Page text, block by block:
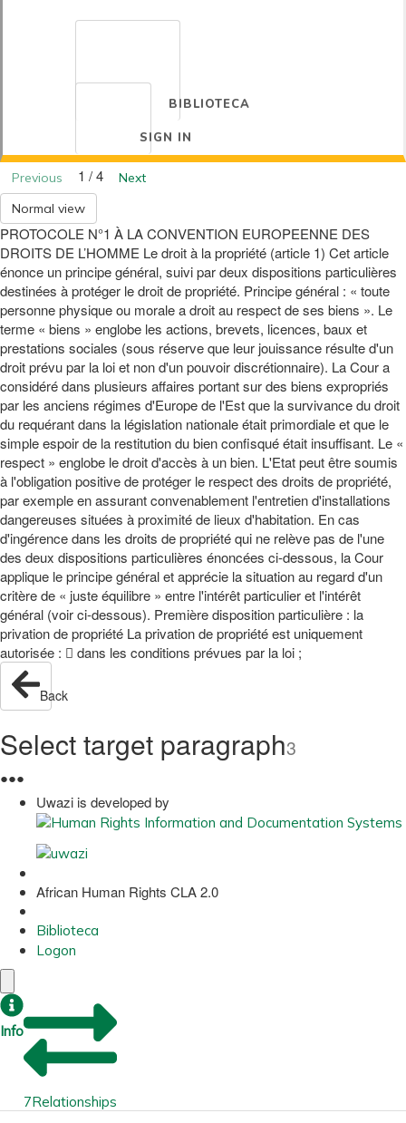
BIBLIOTECA
SIGN IN
Previous 1 / 4
Next
Normal view
PROTOCOLE N°1 À LA CONVENTION EUROPEENNE DES
DROITS DE L’HOMME Le droit à la propriété (article 1) Cet article
énonce un principe général, suivi par deux dispositions particulières
destinées à protéger le droit de propriété. Principe général : « toute
personne physique ou morale a droit au respect de ses biens ». Le
terme « biens » englobe les actions, brevets, licences, baux et
prestations sociales (sous réserve que leur jouissance résulte d'un
droit prévu par la loi et non d'un pouvoir discrétionnaire). La Cour a
considéré dans plusieurs affaires portant sur des biens expropriés
par les anciens régimes d'Europe de l'Est que la survivance du droit
du requérant dans la législation nationale était primordiale et que le
simple espoir de la restitution du bien confisqué était insuffisant. Le «
respect » englobe le droit d'accès à un bien. L'Etat peut être soumis
à l'obligation positive de protéger le respect des droits de propriété,
par exemple en assurant convenablement l'entretien d'installations
dangereuses situées à proximité de lieux d'habitation. En cas
d'ingérence dans les droits de propriété qui ne relève pas de l'une
des deux dispositions particulières énoncées ci-dessous, la Cour
applique le principe général et apprécie la situation au regard d'un
critère de « juste équilibre » entre l'intérêt particulier et l'intérêt
général (voir ci-dessous). Première disposition particulière : la
privation de propriété La privation de propriété est uniquement
autorisée :  dans les conditions prévues par la loi ;
Back
Select target paragraph3
●●●
Uwazi is developed by
African Human Rights CLA 2.0
Biblioteca
Logon
Info
7Relationships